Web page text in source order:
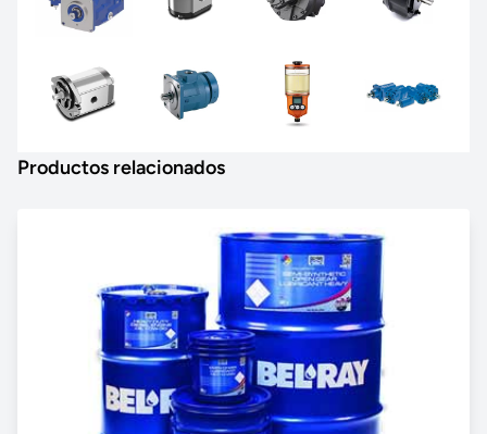
Productos relacionados